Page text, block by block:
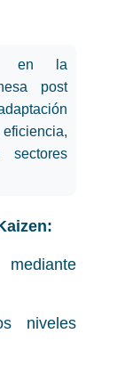
en la
post
niveles